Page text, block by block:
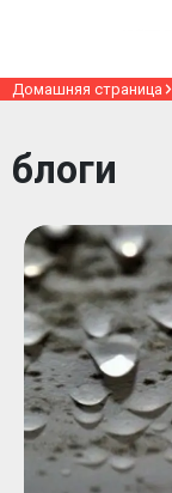
Домашняя страница
блоги